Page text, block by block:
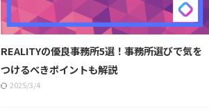
REALITYの優良事務所5選！事務所選びで気を
つけるべきポイントも解説
2025/3/4